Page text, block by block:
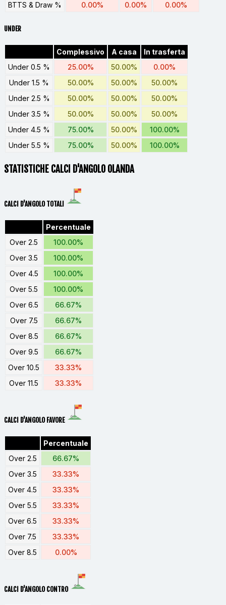
BTTS & Draw %
0.00% 0.00% 0.00%
UNDER
Complessivo A casa
In trasferta
Under 0.5 %
25.00% 50.00%
0.00%
Under 1.5 %
50.00% 50.00%
50.00%
Under 2.5 %
50.00% 50.00%
50.00%
Under 3.5 %
50.00% 50.00%
50.00%
Under 4.5 %
75.00% 50.00%
100.00%
Under 5.5 %
75.00% 50.00% 100.00%
STATISTICHE CALCI D'ANGOLO OLANDA
CALCI D'ANGOLO TOTALI
Percentuale
Over 2.5
100.00%
Over 3.5
100.00%
Over 4.5
100.00%
Over 5.5
100.00%
Over 6.5
66.67%
Over 7.5
66.67%
Over 8.5
66.67%
Over 9.5
66.67%
Over 10.5
33.33%
Over 11.5
33.33%
CALCI D'ANGOLO FAVORE
Percentuale
Over 2.5
66.67%
Over 3.5
33.33%
Over 4.5
33.33%
Over 5.5
33.33%
Over 6.5
33.33%
Over 7.5
33.33%
Over 8.5
0.00%
CALCI D'ANGOLO CONTRO